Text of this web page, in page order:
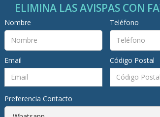
ELIMINA LAS AVISPAS CON
Nombre Teléfono
Email Código Postal
Preferencia Contacto